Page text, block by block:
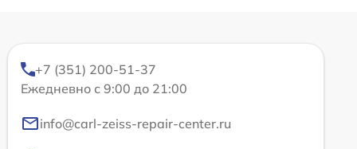
+7 (351) 200-51-37
Ежедневно с 9:00 до 21:00
info@carl-zeiss-repair-center.ru